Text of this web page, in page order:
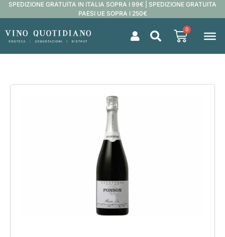
SPEDIZIONE GRATUITA IN ITALIA SOPRA I 99€ | SPEDIZIONE GRATUITA
PAESI UE SOPRA I 250€
0